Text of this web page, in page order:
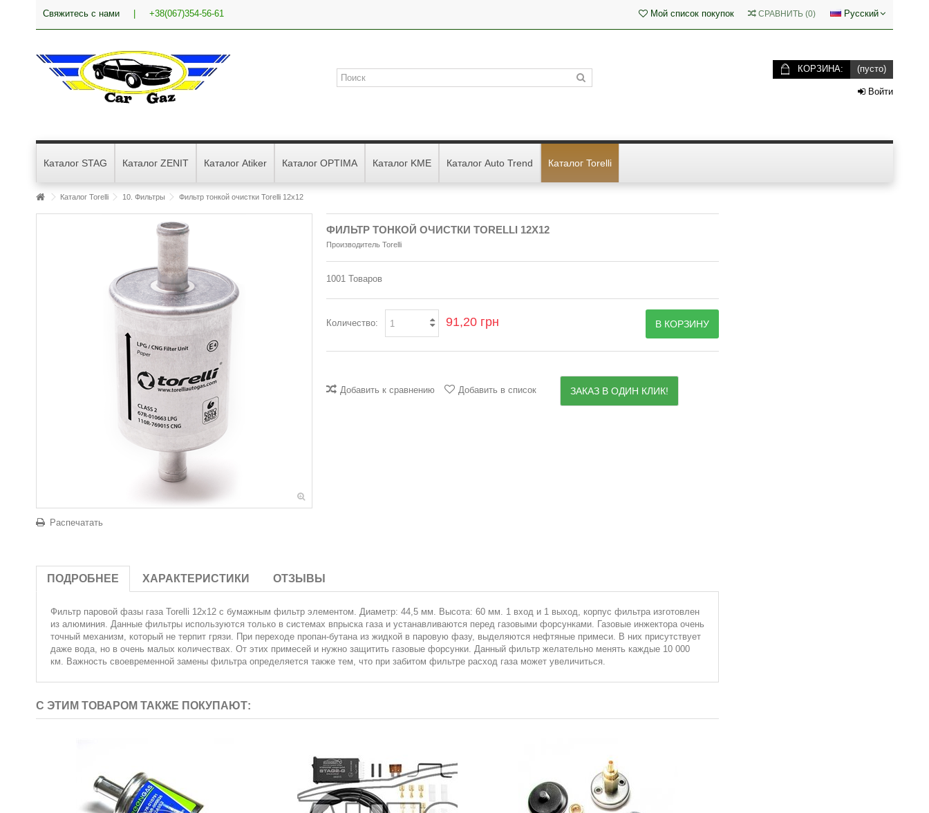
Русский
Свяжитесь с нами +38(067)354-56-61 СРАВНИТЬ (0)
Мой список покупок
КОРЗИНА: (пусто)
Войти
Каталог STAG Каталог ZENIT Каталог Atiker Каталог OPTIMA Каталог KME Каталог Auto Trend Каталог Torelli
Каталог Torelli 10. Фильтры Фильтр тонкой очистки Torelli 12х12
Распечатать
ФИЛЬТР ТОНКОЙ ОЧИСТКИ TORELLI 12Х12
Производитель Torelli
1001 Товаров
В КОРЗИНУ
Количество: 91,20 грн
Добавить к сравнению Добавить в список ЗАКАЗ В ОДИН КЛИК!
ПОДРОБНЕЕ ХАРАКТЕРИСТИКИ ОТЗЫВЫ
Фильтр паровой фазы газа Torelli 12х12 с бумажным фильтр элементом. Диаметр: 44,5 мм. Высота: 60 мм. 1 вход и 1 выход, корпус фильтра изготовлен
из алюминия. Данные фильтры используются только в системах впрыска газа и устанавливаются перед газовыми форсунками. Газовые инжектора очень
точный механизм, который не терпит грязи. При переходе пропан-бутана из жидкой в паровую фазу, выделяются нефтяные примеси. В них присутствует
даже вода, но в очень малых количествах. От этих примесей и нужно защитить газовые форсунки. Данный фильтр желательно менять каждые 10 000
км. Важность своевременной замены фильтра определяется также тем, что при забитом фильтре расход газа может увеличиться.
С ЭТИМ ТОВАРОМ ТАКЖЕ ПОКУПАЮТ: